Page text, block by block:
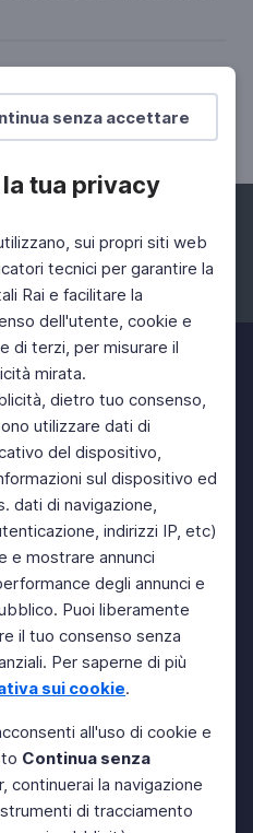
senza accettare
tua privacy
sui propri siti web
tecnici per garantire la
Rai e facilitare la
dell'utente, cookie e
di terzi, per misurare il
mirata.
dietro tuo consenso,
utilizzare dati di
del dispositivo,
sul dispositivo ed
dati di navigazione,
indirizzi IP, etc)
e mostrare annunci
degli annunci e
Puoi liberamente
il tuo consenso senza
Per saperne di più
sui cookie.
all'uso di cookie e
Continua senza
continuerai la navigazione
di tracciamento
cura della persona
psico-emozionale
Twitter